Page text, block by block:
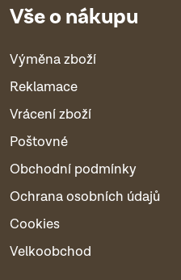
Vše o nákupu
Výměna zboží
Reklamace
Vrácení zboží
Poštovné
Obchodní podmínky
Ochrana osobních údajů
Cookies
Velkoobchod